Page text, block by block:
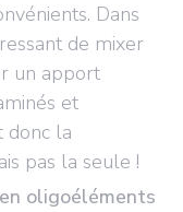
Dans
de mixer
un apport
et
donc la
pas la seule !
oligoéléments